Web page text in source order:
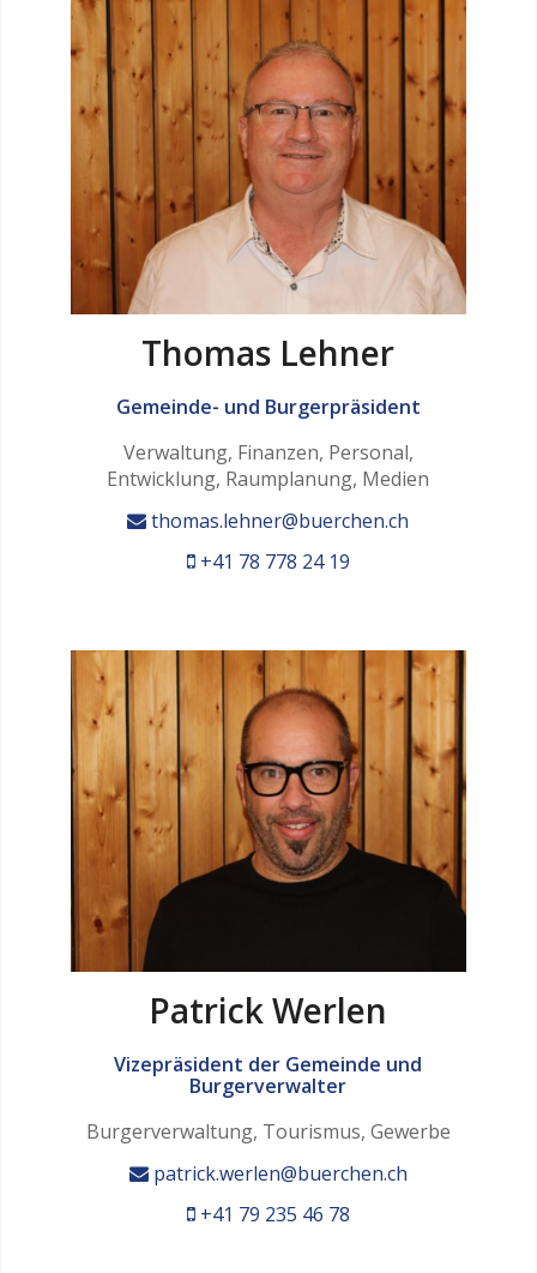
Thomas Lehner
Gemeinde- und Burgerpräsident
Verwaltung, Finanzen, Personal,
Entwicklung, Raumplanung, Medien
thomas.lehner@buerchen.ch
+41 78 778 24 19
Patrick Werlen
Vizepräsident der Gemeinde und
Burgerverwalter
Burgerverwaltung, Tourismus, Gewerbe
patrick.werlen@buerchen.ch
+41 79 235 46 78